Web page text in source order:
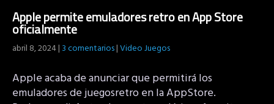
Apple permite emuladores retro en App Store
oficialmente
abril 8, 2024| 3 comentarios|Video Juegos
Apple acaba de anunciar que permitirá los
emuladores de juegosretro en la AppStore.